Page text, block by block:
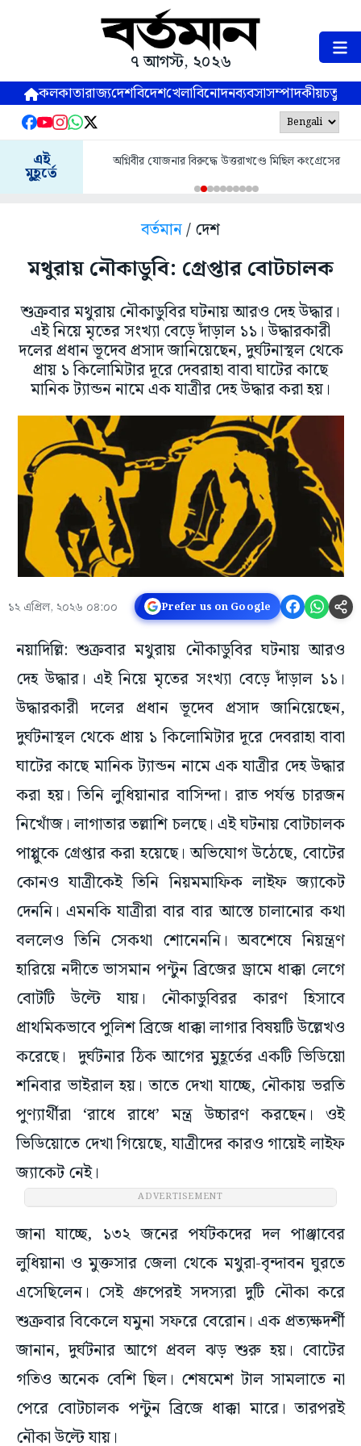
৭ আগস্ট, ২০২৬
কলকাতারাজ্যদেশবিদেশখেলাবিনোদনব্যবসাসম্পাদকীয়
এই
মুহূর্তে
অগ্নিবীর যোজনার বিরুদ্ধে উত্তরাখণ্ডে মিছিল কংগ্রেসের
বর্তমান/ দেশ
মথুরায় নৌকাডুবি: গ্রেপ্তার বোটচালক
শুক্রবার মথুরায় নৌকাডুবির ঘটনায় আরও দেহ উদ্ধার।
এই নিয়ে মৃতের সংখ্যা বেড়ে দাঁড়াল ১১। উদ্ধারকারী
দলের প্রধান ভূদেব প্রসাদ জানিয়েছেন, দুর্ঘটনাস্থল থেকে
প্রায় ১ কিলোমিটার দূরে দেবরাহা বাবা ঘাটের কাছে
মানিক ট্যান্ডন নামে এক যাত্রীর দেহ উদ্ধার করা হয়।
১২ এপ্রিল, ২০২৬ ০৪:০০ Prefer us on Google
নয়াদিল্লি: শুক্রবার মথুরায় নৌকাডুবির ঘটনায় আরও
দেহ উদ্ধার। এই নিয়ে মৃতের সংখ্যা বেড়ে দাঁড়াল ১১।
উদ্ধারকারী দলের প্রধান ভূদেব প্রসাদ জানিয়েছেন,
দুর্ঘটনাস্থল থেকে প্রায় ১ কিলোমিটার দূরে দেবরাহা বাবা
ঘাটের কাছে মানিক ট্যান্ডন নামে এক যাত্রীর দেহ উদ্ধার
করা হয়। তিনি লুধিয়ানার বাসিন্দা। রাত পর্যন্ত চারজন
নিখোঁজ। লাগাতার তল্লাশি চলছে। এই ঘটনায় বোটচালক
পাপ্পুকে গ্রেপ্তার করা হয়েছে। অভিযোগ উঠেছে, বোটের
কোনও যাত্রীকেই তিনি নিয়মমাফিক লাইফ জ্যাকেট
দেননি। এমনকি যাত্রীরা বার বার আস্তে চালানোর কথা
বললেও তিনি সেকথা শোনেননি। অবশেষে নিয়ন্ত্রণ
হারিয়ে নদীতে ভাসমান পন্টুন ব্রিজের ড্রামে ধাক্কা লেগে
বোটটি উল্টে যায়। নৌকাডুবিরর কারণ হিসাবে
প্রাথমিকভাবে পুলিশ ব্রিজে ধাক্কা লাগার বিষয়টি উল্লেখও
করেছে। দুর্ঘটনার ঠিক আগের মুহূর্তের একটি ভিডিয়ো
শনিবার ভাইরাল হয়। তাতে দেখা যাচ্ছে, নৌকায় ভরতি
পুণ্যার্থীরা ‘রাধে রাধে’ মন্ত্র উচ্চারণ করছেন। ওই
ভিডিয়োতে দেখা গিয়েছে, যাত্রীদের কারও গায়েই লাইফ
জ্যাকেট নেই।
ADVERTISEMENT
জানা যাচ্ছে, ১৩২ জনের পর্যটকদের দল পাঞ্জাবের
লুধিয়ানা ও মুক্তসার জেলা থেকে মথুরা-বৃন্দাবন ঘুরতে
এসেছিলেন। সেই গ্রুপেরই সদস্যরা দুটি নৌকা করে
শুক্রবার বিকেলে যমুনা সফরে বেরোন। এক প্রত্যক্ষদর্শী
জানান, দুর্ঘটনার আগে প্রবল ঝড় শুরু হয়। বোটের
গতিও অনেক বেশি ছিল। শেষমেশ টাল সামলাতে না
পেরে বোটচালক পন্টুন ব্রিজে ধাক্কা মারে। তারপরই
নৌকা উল্টে যায়।